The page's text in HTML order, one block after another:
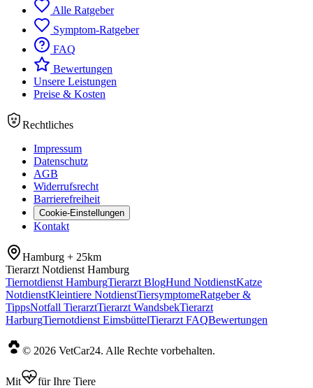
Alle Ratgeber
Symptom-Ratgeber
FAQ
Bewertungen
Unsere Leistungen
Preise & Kosten
Rechtliches
Impressum
Datenschutz
AGB
Widerrufsrecht
Barrierefreiheit
Cookie-Einstellungen
Kontakt
Hamburg + 25km
Tierarzt Notdienst Hamburg
Tiernotdienst HamburgTierarzt BlogHund NotdienstKatze
NotdienstKleintiere NotdienstTiersymptomeRatgeber &
TippsNotfall TierarztTierarzt WandsbekTierarzt
HarburgTiernotdienst EimsbüttelTierarzt FAQBewertungen
© 2026 VetCar24. Alle Rechte vorbehalten.
Mit für Ihre Tiere